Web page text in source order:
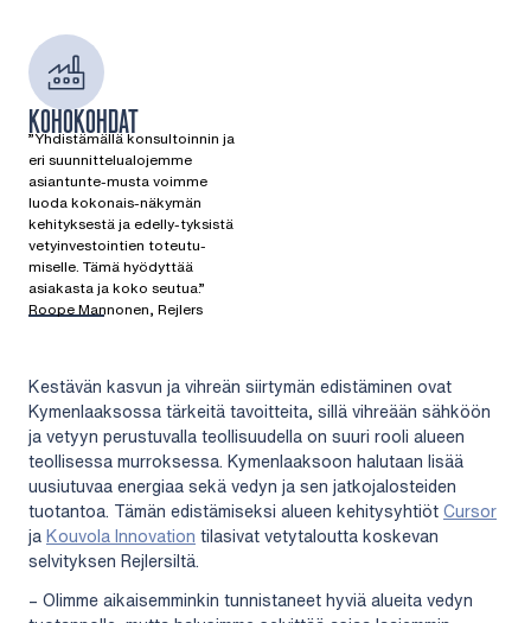
KOHOKOHDAT
”Yhdistämällä konsultoinnin ja
eri suunnittelualojemme
asiantunte-musta voimme
luoda kokonais-näkymän
kehityksestä ja edelly-tyksistä
vetyinvestointien toteutu-
miselle. Tämä hyödyttää
asiakasta ja koko seutua.”
Roope Mannonen, Rejlers
Kestävän kasvun ja vihreän siirtymän edistäminen ovat
Kymenlaaksossa tärkeitä tavoitteita, sillä vihreään sähköön
ja vetyyn perustuvalla teollisuudella on suuri rooli alueen
teollisessa murroksessa. Kymenlaaksoon halutaan lisää
uusiutuvaa energiaa sekä vedyn ja sen jatkojalosteiden
tuotantoa. Tämän edistämiseksi alueen kehitysyhtiötCursor
jaKouvola Innovation tilasivat vetytaloutta koskevan
selvityksen Rejlersiltä.
– Olimme aikaisemminkin tunnistaneet hyviä alueita vedyn